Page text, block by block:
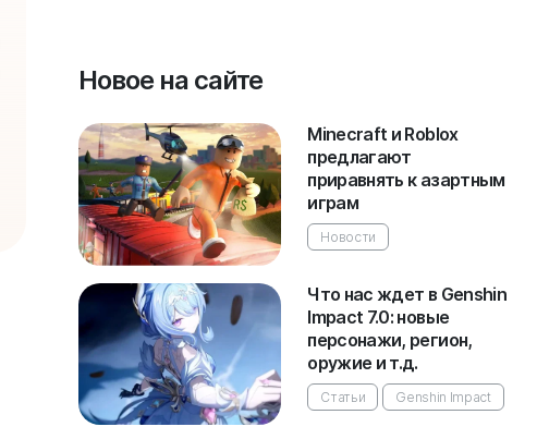
Новое на сайте
Minecraft и Roblox
предлагают
приравнять к азартным
играм
Новости
Что нас ждет в Genshin
Impact 7.0: новые
персонажи, регион,
оружие и т.д.
Статьи Genshin Impact